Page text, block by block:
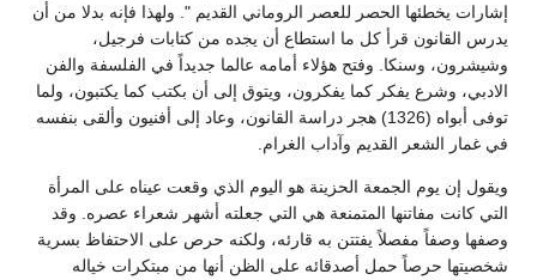
إشارات يخطئها الحصر للعصر الروماني القديم ". ولهذا فإنه بدلا من أن
يدرس القانون قرأ كل ما استطاع أن يجده من كتابات فرجيل،
وشيشرون، وسنكا. وفتح هؤلاء أمامه عالما جديداً في الفلسفة والفن
الادبي، وشرع يفكر كما يفكرون، ويتوق إلى أن بكتب كما يكتبون، ولما
توفى أبواه (1326) هجر دراسة القانون، وعاد إلى أفنيون وألقى بنفسه
في غمار الشعر القديم وآداب الغرام.
ويقول إن يوم الجمعة الحزينة هو اليوم الذي وقعت عيناه على المرأة
التي كانت مفاتنها المتمنعة هي التي جعلته أشهر شعراء عصره. وقد
وصفها وصفاً مفصلاً يفتتن به قارئه، ولكنه حرص على الاحتفاظ بسرية
شخصيتها حرصاً حمل أصدقائه على الظن أنها من مبتكرات خياله